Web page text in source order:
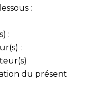
:
:
:
du présent